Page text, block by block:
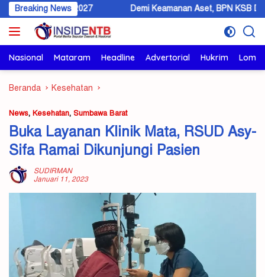
Langsung
ke
konten
Breaking News
2027 Demi Keamanan Aset, BPN KSB Dorong Warga
Nasional Mataram Headline Advertorial Hukrim
Beranda Kesehatan
News, Kesehatan, Sumbawa Barat
Buka Layanan Klinik Mata, RSUD Asy-
Sifa Ramai Dikunjungi Pasien
SUDIRMAN
Januari 11, 2023